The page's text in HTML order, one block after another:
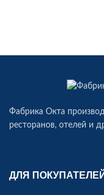
Фабрика Окта
ресторанов, отелей и
ДЛЯ ПОКУПАТЕЛЕЙ